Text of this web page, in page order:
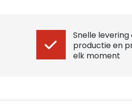
Snelle levering
productie en
elk moment